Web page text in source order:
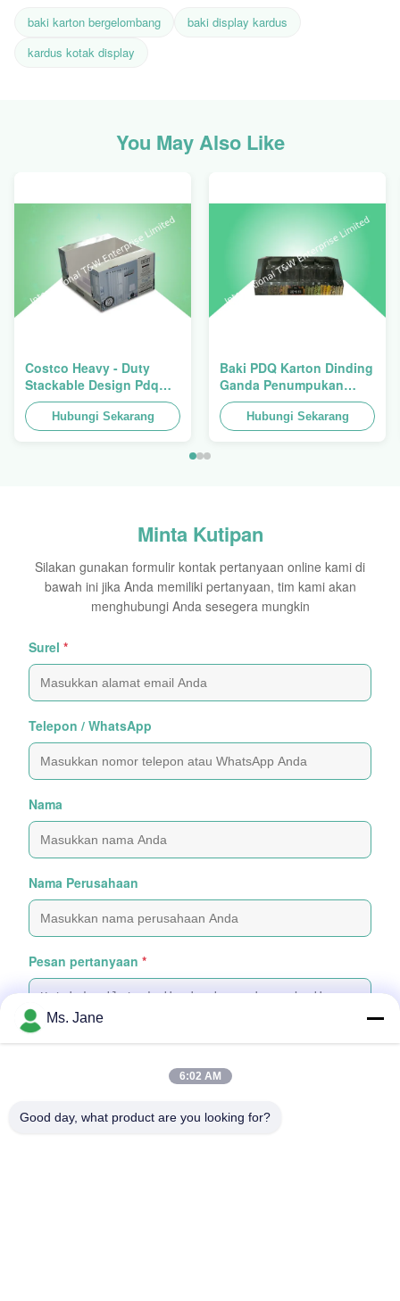
baki karton bergelombang
baki display kardus
kardus kotak display
You May Also Like
Costco Heavy - Duty
Stackable Design Pdq
Trays To Selling Curtain ,
Load 100kgs
Hubungi Sekarang
Baki PDQ Karton Dinding
Ganda Penumpukan
Tugas Berat Untuk
Mempromosikan
Rempah-
Hubungi Sekarang
Minta Kutipan
Silakan gunakan formulir kontak pertanyaan online kami di
bawah ini jika Anda memiliki pertanyaan, tim kami akan
menghubungi Anda sesegera mungkin
Surel *
Telepon / WhatsApp
Nama
Nama Perusahaan
Pesan pertanyaan *
Tempelkan File
Ms. Jane
6:02 AM
Good day, what product are you looking for?